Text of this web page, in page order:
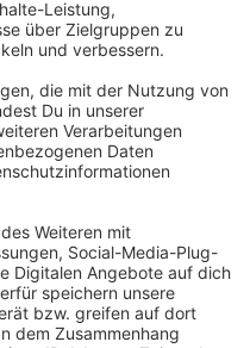
Angebot ihrer
kostenlos mit